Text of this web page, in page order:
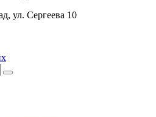
ул. Сергеева 10